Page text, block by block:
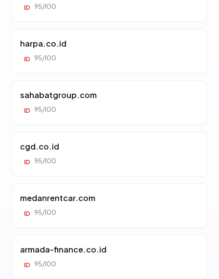
ID 95/100
harpa.co.id
ID 95/100
sahabatgroup.com
ID 95/100
cgd.co.id
ID 95/100
medanrentcar.com
ID 95/100
armada-finance.co.id
ID 95/100